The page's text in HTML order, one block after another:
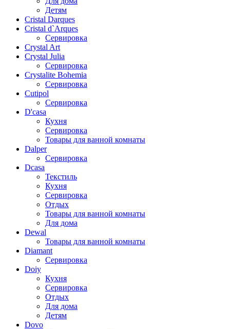
Детям
Cristal Darques
Cristal d`Arques
Сервировка
Crystal Art
Crystal Julia
Сервировка
Crystalite Bohemia
Сервировка
Cutipol
Сервировка
D'casa
Кухня
Сервировка
Товары для ванной комнаты
Dalper
Сервировка
Dcasa
Текстиль
Кухня
Сервировка
Отдых
Товары для ванной комнаты
Для дома
Dewal
Товары для ванной комнаты
Diamant
Сервировка
Doiy
Кухня
Сервировка
Отдых
Для дома
Детям
Dovo